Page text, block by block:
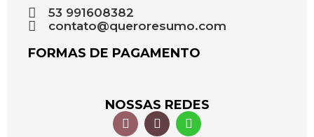
53 991608382
contato@queroresumo.com
FORMAS DE PAGAMENTO
NOSSAS REDES